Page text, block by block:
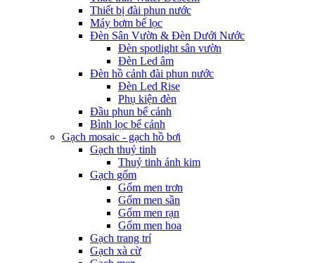
Thiết bị đài phun nước
Máy bơm bể lọc
Đèn Sân Vườn & Đèn Dưới Nước
Đèn spotlight sân vườn
Đèn Led âm
Đèn hồ cảnh đài phun nước
Đèn Led Rise
Phụ kiện đèn
Đầu phun bể cảnh
Bình lọc bể cảnh
Gạch mosaic - gạch hồ bơi
Gạch thuỷ tinh
Thuỷ tinh ánh kim
Gạch gốm
Gốm men trơn
Gốm men sần
Gốm men rạn
Gốm men hoa
Gạch trang trí
Gạch xà cừ